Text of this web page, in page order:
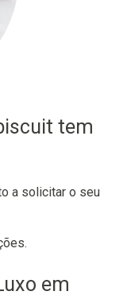
tem
a solicitar o seu
em